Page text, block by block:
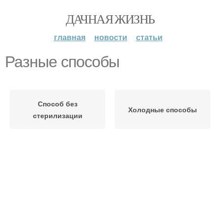
ДАЧНАЯ ЖИЗНЬ
главная новости статьи
Разные способы
Способ без
стерилизации
Холодные способы